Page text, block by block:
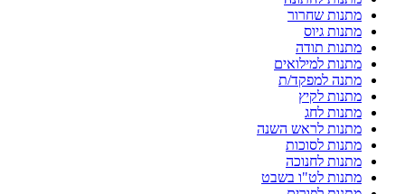
מתנות שחרור
מתנות גיוס
מתנות תודה
מתנות למילואים
מתנה למפקד/ת
מתנות לקיץ
מתנות לחג
מתנות לראש השנה
מתנות לסוכות
מתנות לחנוכה
מתנות לט"ו בשבט